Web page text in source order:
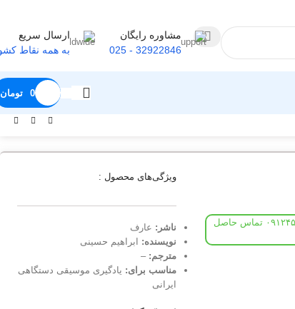
مشاوره رایگان
32922846 - 025
ارسال سریع
به همه نقاط
0 تومان
در صورتی که موفق به ثبت سفارش آنلاین نشدید، با شماره ۰۹۱۲۴۵۱۵۳۹۶ تماس حاصل
ویژگی‌های محصول :
ناشر: عارف
نویسنده: ابراهیم حسینی
مترجم: –
مناسب برای: یادگیری موسیقی دستگاهی
ایرانی